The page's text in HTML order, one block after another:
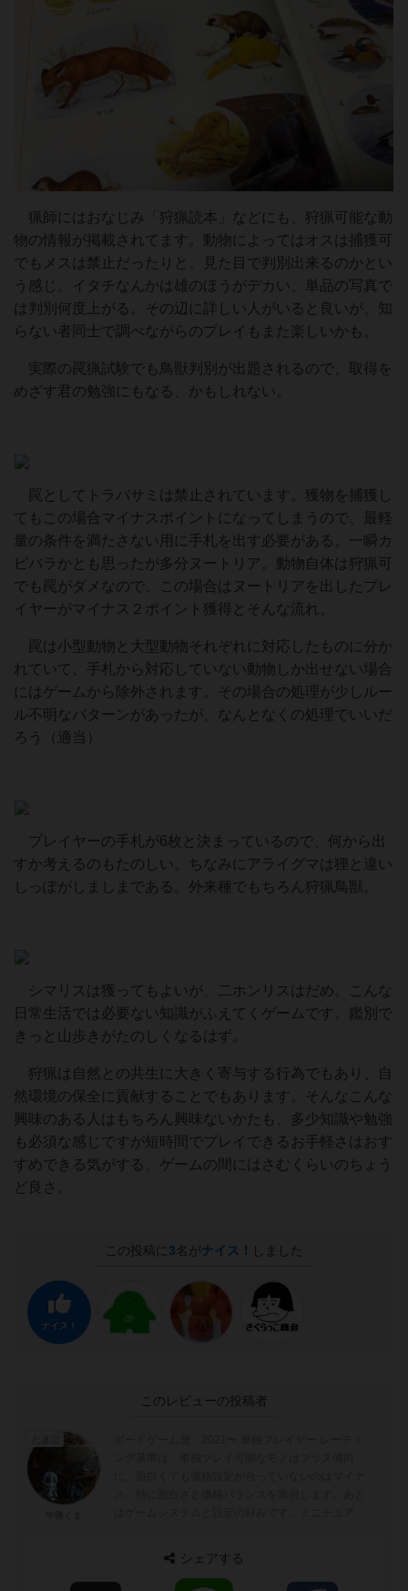
猟師にはおなじみ「狩猟読本」などにも、狩猟可能な動
物の情報が掲載されてます。動物によってはオスは捕獲可
でもメスは禁止だったりと、見た目で判別出来るのかとい
う感じ。イタチなんかは雄のほうがデカい、単品の写真で
は判別何度上がる。その辺に詳しい人がいると良いが、知
らない者同士で調べながらのプレイもまた楽しいかも。
実際の罠猟試験でも鳥獣判別が出題されるので、取得を
めざす君の勉強にもなる、かもしれない。
罠としてトラバサミは禁止されています。獲物を捕獲し
てもこの場合マイナスポイントになってしまうので、最軽
量の条件を満たさない用に手札を出す必要がある。一瞬カ
ピバラかとも思ったが多分ヌートリア。動物自体は狩猟可
でも罠がダメなので、この場合はヌートリアを出したプレ
イヤーがマイナス２ポイント獲得とそんな流れ。
罠は小型動物と大型動物それぞれに対応したものに分か
れていて、手札から対応していない動物しか出せない場合
にはゲームから除外されます。その場合の処理が少しルー
ル不明なパターンがあったが、なんとなくの処理でいいだ
ろう（適当）
プレイヤーの手札が6枚と決まっているので、何から出
すか考えるのもたのしい。ちなみにアライグマは狸と違い
しっぽがしましまである。外来種でもちろん狩猟鳥獣。
シマリスは獲ってもよいが、二ホンリスはだめ。こんな
日常生活では必要ない知識がふえてくゲームです。鑑別で
きっと山歩きがたのしくなるはず。
狩猟は自然との共生に大きく寄与する行為でもあり、自
然環境の保全に貢献することでもあります。そんなこんな
興味のある人はもちろん興味ないかたも、多少知識や勉強
も必須な感じですが短時間でプレイできるお手軽さはおす
すめできる気がする、ゲームの間にはさむくらいのちょう
ど良さ。
この投稿に 3名がナイス！ しました
ナイス！
このレビューの投稿者
シェアする